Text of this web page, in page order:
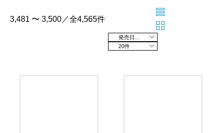
3,481 〜 3,500／全4,565件
20件